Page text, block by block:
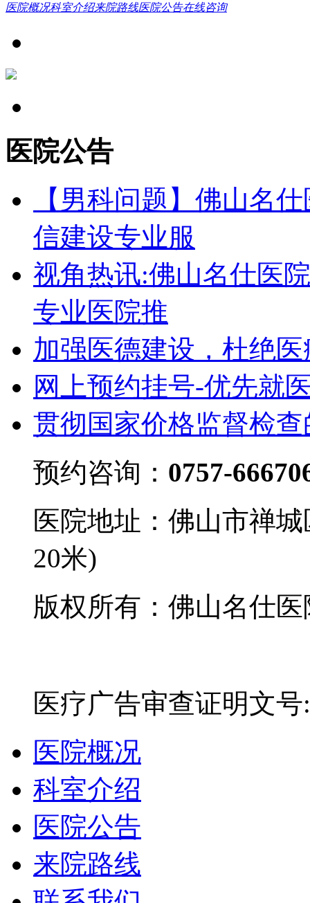
医院概况科室介绍来院路线医院公告在线咨询
医院公告
【男科问题】佛山名
信建设专业服
视角热讯:佛山名仕医
专业医院推
加强医德建设，杜绝
网上预约挂号-优先就
贯彻国家价格监督检
预约咨询： 0757-
医院地址：佛山市禅
20米)
版权所有：佛山名仕
医疗广告审查证明文
医院概况
科室介绍
医院公告
来院路线